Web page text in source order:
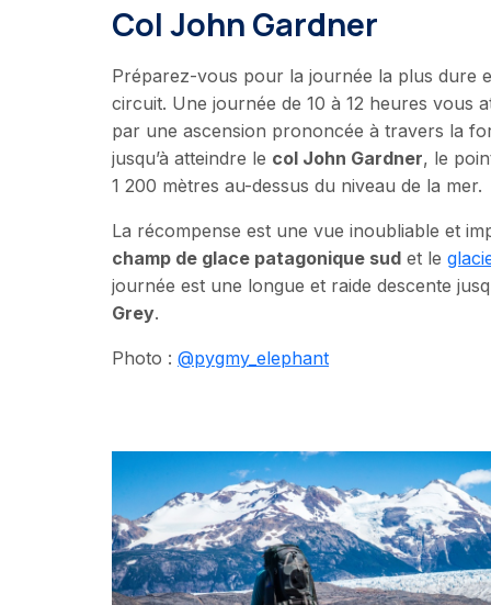
Col John Gardner
Préparez-vous pour la journée la plus dure
circuit. Une journée de 10 à 12 heures vous
par une ascension prononcée à travers la
jusqu’à atteindre le col John Gardner, le
1 200 mètres au-dessus du niveau de la mer.
La récompense est une vue inoubliable et
champ de glace patagonique sud et le
journée est une longue et raide descente
Grey.
Photo : @pygmy_elephant